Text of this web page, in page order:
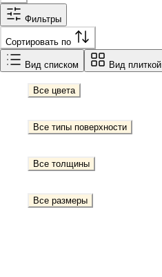
Фильтры
Сортировать по
Вид списком Вид плиткой
Все цвета
Все типы поверхности
Все толщины
Все размеры